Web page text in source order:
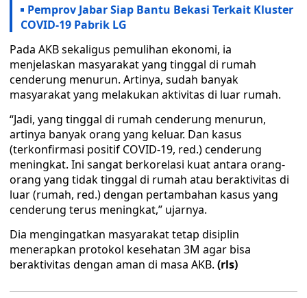
Pemprov Jabar Siap Bantu Bekasi Terkait Kluster
COVID-19 Pabrik LG
Pada AKB sekaligus pemulihan ekonomi, ia
menjelaskan masyarakat yang tinggal di rumah
cenderung menurun. Artinya, sudah banyak
masyarakat yang melakukan aktivitas di luar rumah.
“Jadi, yang tinggal di rumah cenderung menurun,
artinya banyak orang yang keluar. Dan kasus
(terkonfirmasi positif COVID-19, red.) cenderung
meningkat. Ini sangat berkorelasi kuat antara orang-
orang yang tidak tinggal di rumah atau beraktivitas di
luar (rumah, red.) dengan pertambahan kasus yang
cenderung terus meningkat,” ujarnya.
Dia mengingatkan masyarakat tetap disiplin
menerapkan protokol kesehatan 3M agar bisa
beraktivitas dengan aman di masa AKB. (rls)